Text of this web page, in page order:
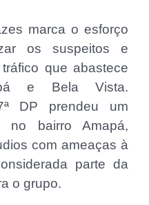
marca o esforço
os suspeitos e
que abastece
e Bela Vista.
DP prendeu um
bairro Amapá,
com ameaças à
parte da
o grupo.